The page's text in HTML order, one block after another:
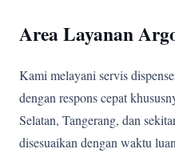
Area Layanan
Kami melayani servis
dengan respons cepat
Selatan, Tangerang, dan
disesuaikan dengan waktu